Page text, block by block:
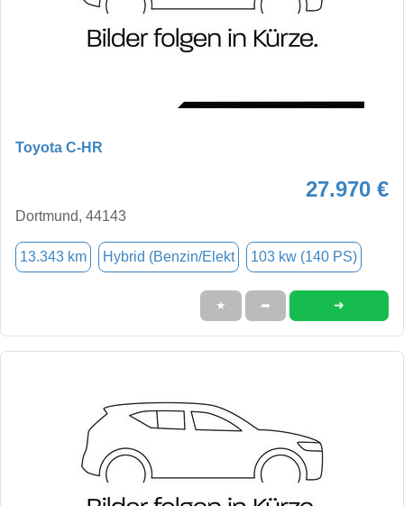
Toyota C-HR
27.970 €
Dortmund, 44143
13.343 km Hybrid (Benzin/Elekt 103 kw (140 PS)
★ ➦ ➜